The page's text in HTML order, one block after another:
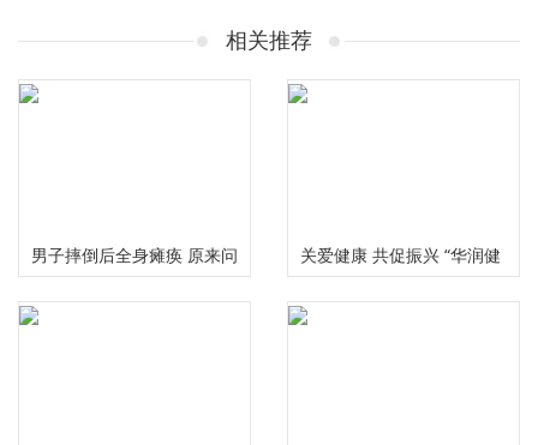
相关推荐
男子摔倒后全身瘫痪 原来问
题出在颈椎上
关爱健康 共促振兴 “华润健
康乡村”公益项目三周年总